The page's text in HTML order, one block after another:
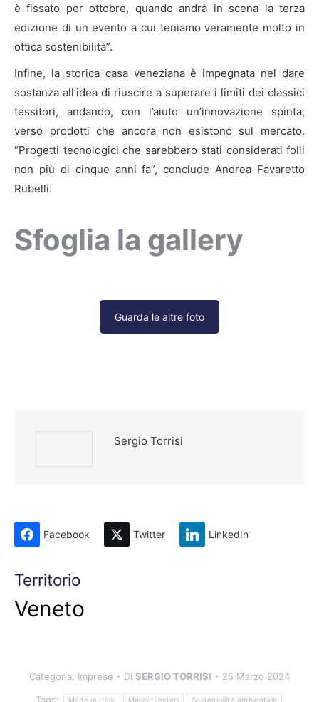
è fissato per ottobre, quando andrà in scena la terza
edizione di un evento a cui teniamo veramente molto in
ottica sostenibilità”.
Infine, la storica casa veneziana è impegnata nel dare
sostanza all’idea di riuscire a superare i limiti dei classici
tessitori, andando, con l’aiuto un’innovazione spinta,
verso prodotti che ancora non esistono sul mercato.
“Progetti tecnologici che sarebbero stati considerati folli
non più di cinque anni fa”, conclude Andrea Favaretto
Rubelli.
Sfoglia la gallery
Guarda le altre foto
Sergio Torrisi
Facebook Twitter LinkedIn
Territorio
Veneto
Categoria: Imprese Di SERGIO TORRISI 25 Marzo 2024
Tags: Made in Italy Mercati esteri Sostenibilità ambientale